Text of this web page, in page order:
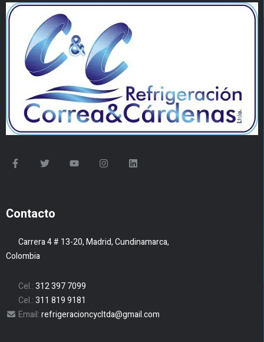
Contacto
Carrera 4 # 13-20, Madrid, Cundinamarca,
Colombia
Cel.:312 397 7099
Cel.:311 819 9181
Email:refrigeracioncycltda@gmail.com